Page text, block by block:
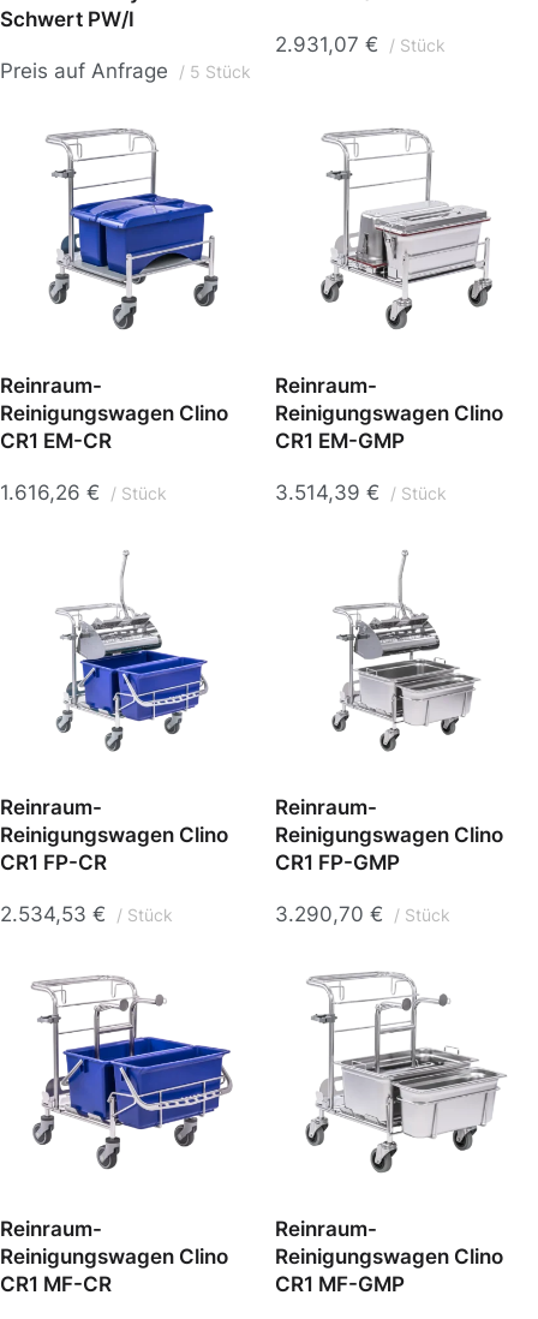
Schwert PW/I
Preis auf Anfrage 5 Stück
2.931,07 € Stück
Reinraum-
Reinigungswagen Clino
CR1 EM-CR
1.616,26 € Stück
Reinraum-
Reinigungswagen Clino
CR1 EM-GMP
3.514,39 € Stück
Reinraum-
Reinigungswagen Clino
CR1 FP-CR
2.534,53 € Stück
Reinraum-
Reinigungswagen Clino
CR1 FP-GMP
3.290,70 € Stück
Reinraum-
Reinigungswagen Clino
CR1 MF-CR
Reinraum-
Reinigungswagen Clino
CR1 MF-GMP